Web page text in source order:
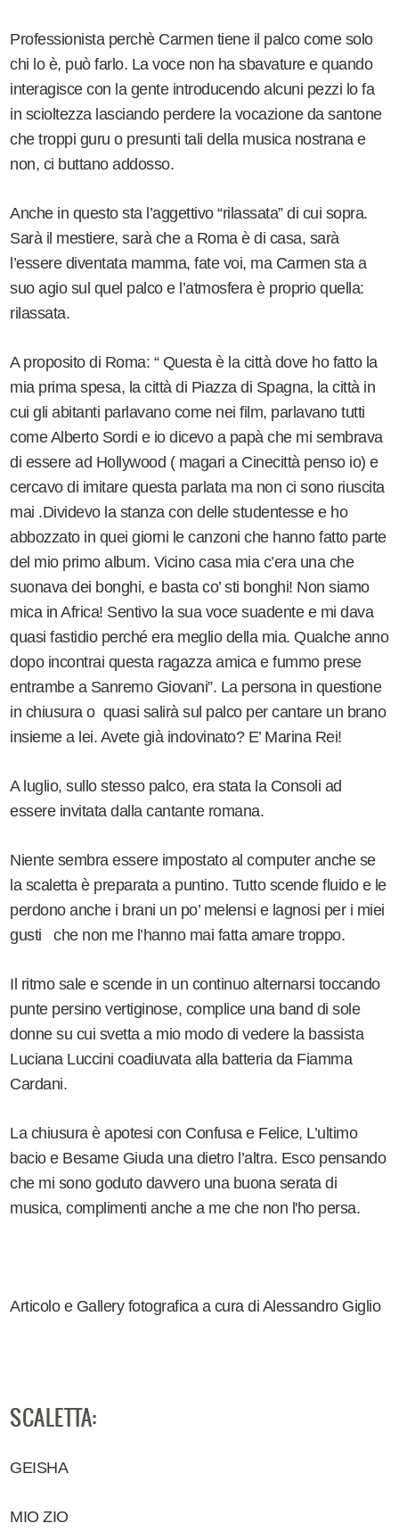
Professionista perchè Carmen tiene il palco come solo
chi lo è, può farlo. La voce non ha sbavature e quando
interagisce con la gente introducendo alcuni pezzi lo fa
in scioltezza lasciando perdere la vocazione da santone
che troppi guru o presunti tali della musica nostrana e
non, ci buttano addosso.
Anche in questo sta l’aggettivo “rilassata” di cui sopra.
Sarà il mestiere, sarà che a Roma è di casa, sarà
l’essere diventata mamma, fate voi, ma Carmen sta a
suo agio sul quel palco e l’atmosfera è proprio quella:
rilassata.
A proposito di Roma: “ Questa è la città dove ho fatto la
mia prima spesa, la città di Piazza di Spagna, la città in
cui gli abitanti parlavano come nei film, parlavano tutti
come Alberto Sordi e io dicevo a papà che mi sembrava
di essere ad Hollywood ( magari a Cinecittà penso io) e
cercavo di imitare questa parlata ma non ci sono riuscita
mai .Dividevo la stanza con delle studentesse e ho
abbozzato in quei giorni le canzoni che hanno fatto parte
del mio primo album. Vicino casa mia c’era una che
suonava dei bonghi, e basta co’ sti bonghi! Non siamo
mica in Africa! Sentivo la sua voce suadente e mi dava
quasi fastidio perché era meglio della mia. Qualche anno
dopo incontrai questa ragazza amica e fummo prese
entrambe a Sanremo Giovani”. La persona in questione
in chiusura o quasi salirà sul palco per cantare un brano
insieme a lei. Avete già indovinato? E’ Marina Rei!
A luglio, sullo stesso palco, era stata la Consoli ad
essere invitata dalla cantante romana.
Niente sembra essere impostato al computer anche se
la scaletta è preparata a puntino. Tutto scende fluido e le
perdono anche i brani un po’ melensi e lagnosi per i miei
gusti che non me l’hanno mai fatta amare troppo.
Il ritmo sale e scende in un continuo alternarsi toccando
punte persino vertiginose, complice una band di sole
donne su cui svetta a mio modo di vedere la bassista
Luciana Luccini coadiuvata alla batteria da Fiamma
Cardani.
La chiusura è apotesi con Confusa e Felice, L’ultimo
bacio e Besame Giuda una dietro l’altra. Esco pensando
che mi sono goduto davvero una buona serata di
musica, complimenti anche a me che non l'ho persa.
Articolo e Gallery fotografica a cura di Alessandro Giglio
SCALETTA:
GEISHA
MIO ZIO